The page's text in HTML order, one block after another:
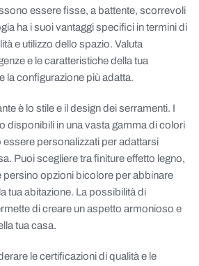
essere fisse, a battente, scorrevoli
ha i suoi vantaggi specifici in termini di
e utilizzo dello spazio. Valuta
e le caratteristiche della tua
la configurazione più adatta.
è lo stile e il design dei serramenti. I
disponibili in una vasta gamma di colori
personalizzati per adattarsi
Puoi scegliere tra finiture effetto legno,
persino opzioni bicolore per abbinare
tua abitazione. La possibilità di
di creare un aspetto armonioso e
tua casa.
le certificazioni di qualità e le